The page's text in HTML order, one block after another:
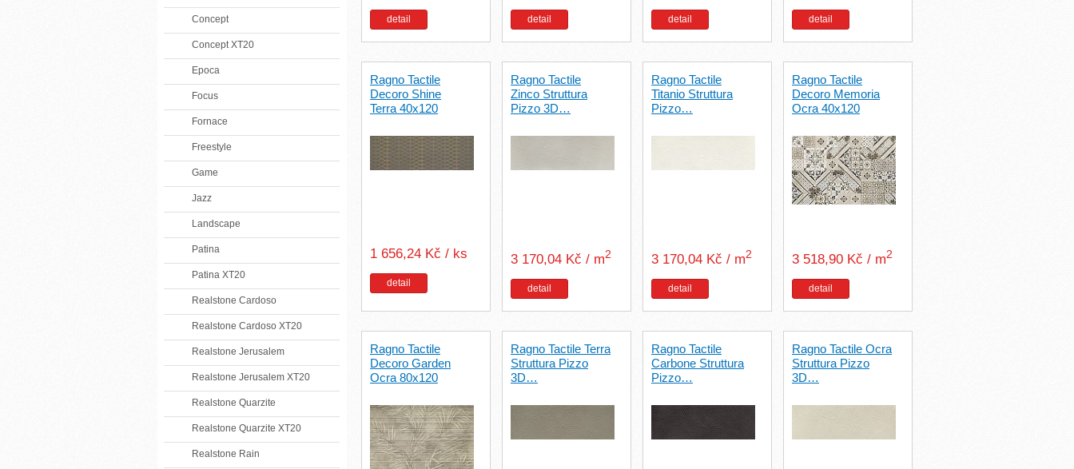
Concept
Concept XT20
Epoca
Focus
Fornace
Freestyle
Game
Jazz
Landscape
Patina
Patina XT20
Realstone Cardoso
Realstone Cardoso XT20
Realstone Jerusalem
Realstone Jerusalem XT20
Realstone Quarzite
Realstone Quarzite XT20
Realstone Rain
detail detail detail detail
Ragno Tactile
Decoro Shine
Terra 40x120
1 656,24 Kč / ks
detail
Ragno Tactile
Zinco Struttura
Pizzo 3D…
3 170,04 Kč / m2
detail
Ragno Tactile
Titanio Struttura
Pizzo…
3 170,04 Kč / m2
detail
Ragno Tactile
Decoro Memoria
Ocra 40x120
3 518,90 Kč / m2
detail
Ragno Tactile
Decoro Garden
Ocra 80x120
Ragno Tactile Terra
Struttura Pizzo
3D…
Ragno Tactile
Carbone Struttura
Pizzo…
Ragno Tactile Ocra
Struttura Pizzo
3D…